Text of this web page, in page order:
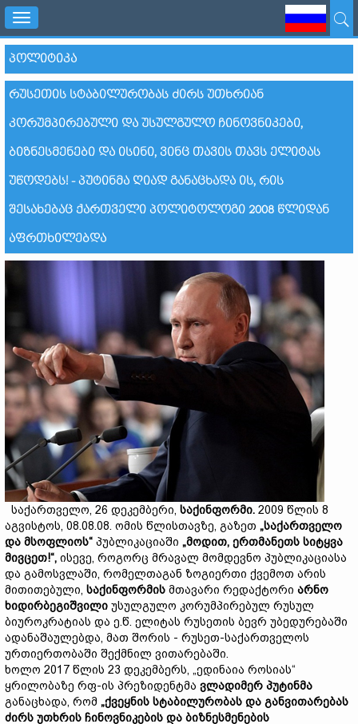
Toggle
navigation
ᲞᲝᲚᲘᲢᲘᲙᲐ
ᲠᲣᲡᲔᲗᲘᲡ ᲡᲢᲐᲑᲘᲚᲣᲠᲝᲑᲐᲡ ᲫᲘᲠᲡ ᲣᲗᲮᲠᲘᲐᲜ
ᲙᲝᲠᲣᲛᲞᲘᲠᲔᲑᲣᲚᲘ ᲓᲐ ᲣᲡᲣᲚᲒᲣᲚᲝ ᲩᲘᲜᲝᲕᲜᲘᲙᲔᲑᲘ,
ᲑᲘᲖᲜᲔᲡᲛᲔᲜᲔᲑᲘ ᲓᲐ ᲘᲡᲘᲜᲘ, ᲕᲘᲜᲪ ᲗᲐᲕᲘᲡ ᲗᲐᲕᲡ ᲔᲚᲘᲢᲐᲡ
ᲣᲬᲝᲓᲔᲑᲡ! - ᲞᲣᲢᲘᲜᲛᲐ ᲦᲘᲐᲓ ᲒᲐᲜᲐᲪᲮᲐᲓᲐ ᲘᲡ, ᲠᲘᲡ
ᲨᲔᲡᲐᲮᲔᲑᲐᲪ ᲥᲐᲠᲗᲕᲔᲚᲘ ᲞᲝᲚᲘᲢᲝᲚᲝᲒᲘ 2008 ᲬᲚᲘᲓᲐᲜ
ᲐᲤᲠᲗᲮᲘᲚᲔᲑᲓᲐ
საქართველო, 26 დეკემბერი, საქინფორმი. 2009 წლის 8
აგვისტოს, 08.08.08. ომის წლისთავზე, გაზეთ „საქართველო
და მსოფლიოს“ პუბლიკაციაში „მოდით, ერთმანეთს სიტყვა
მივცეთ!“, ისევე, როგორც მრავალ მომდევნო პუბლიკაციასა
და გამოსვლაში, რომელთაგან ზოგიერთი ქვემოთ არის
მითითებული, საქინფორმის მთავარი რედაქტორი არნო
ხიდირბეგიშვილი უსულგულო კორუმპირებულ რუსულ
ბიუროკრატიას და ე.წ. ელიტას რუსეთის ბევრ უბედურებაში
ადანაშაულებდა, მათ შორის - რუსეთ-საქართველოს
ურთიერთობაში შექმნილ ვითარებაში.
ხოლო 2017 წლის 23 დეკემბერს, „ედინაია როსიას“
ყრილობაზე რფ-ის პრეზიდენტმა ვლადიმერ პუტინმა
განაცხადა, რომ „ქვეყნის სტაბილურობას და განვითარებას
ძირს უთხრის ჩინოვნიკების და ბიზნესმენების